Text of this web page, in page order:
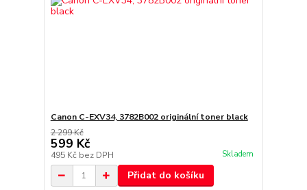
Canon C-EXV34, 3782B002 originální toner black
2 299 Kč
599 Kč
495 Kč bez DPH Skladem
Přidat do košíku